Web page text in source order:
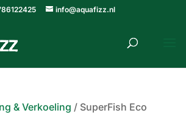
info@aquafizz.nl
& Verkoeling / SuperFish Eco